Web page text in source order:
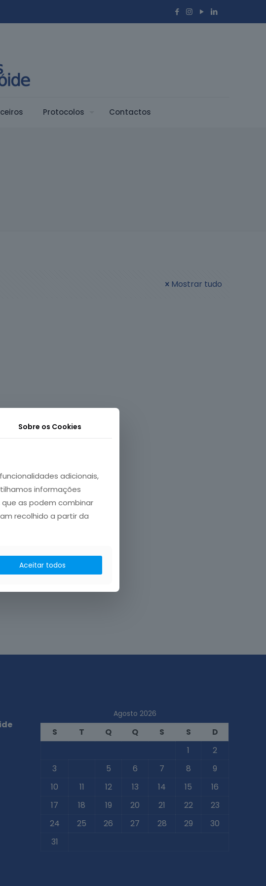
Protocolos Contactos
Mostrar tudo
Agosto 2026
S T Q Q S S
D
1
2
3
5 6 7 8
9
10
11 12 13 14 15
16
17
18 19 20 21 22
23
24
25 26 27 28 29
30
31
Sobre os Cookies
adicionais,
informações
as podem combinar
recolhido a partir da
Aceitar todos